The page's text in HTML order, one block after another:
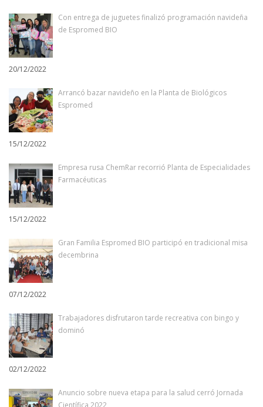
Con entrega de juguetes finalizó programación navideña
de Espromed BIO
20/12/2022
Arrancó bazar navideño en la Planta de Biológicos
Espromed
15/12/2022
Empresa rusa ChemRar recorrió Planta de Especialidades
Farmacéuticas
15/12/2022
Gran Familia Espromed BIO participó en tradicional misa
decembrina
07/12/2022
Trabajadores disfrutaron tarde recreativa con bingo y
dominó
02/12/2022
Anuncio sobre nueva etapa para la salud cerró Jornada